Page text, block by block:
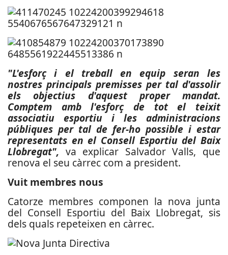
"L'esforç i el treball en equip seran les
nostres principals premisses per tal d'assolir
els objectius d'aquest proper mandat.
Comptem amb l'esforç de tot el teixit
associatiu esportiu i les administracions
públiques per tal de fer-ho possible i estar
representats en el Consell Esportiu del Baix
Llobregat", va explicar Salvador Valls, que
renova el seu càrrec com a president.
Vuit membres nous
Catorze membres componen la nova junta
del Consell Esportiu del Baix Llobregat, sis
dels quals repeteixen en càrrec.